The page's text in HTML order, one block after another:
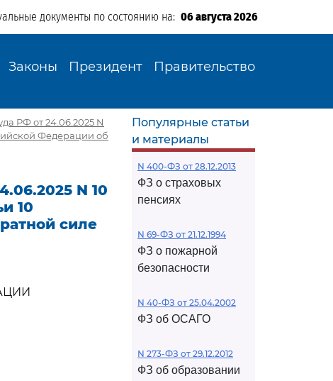
документы по состоянию на: 06 августа 2026
Законы Президент Правительство
РФ от 24.06.2025 N
Федерации об
N 10
10
силе
Популярные статьи
и материалы
N 400-ФЗ от 28.12.2013
ФЗ о страховых
пенсиях
N 69-ФЗ от 21.12.1994
ФЗ о пожарной
безопасности
N 40-ФЗ от 25.04.2002
ФЗ об ОСАГО
N 273-ФЗ от 29.12.2012
ФЗ об образовании